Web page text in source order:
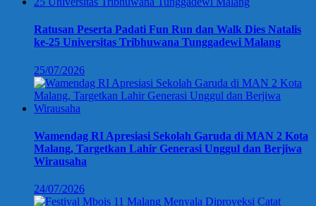
Ratusan Peserta Padati Fun Run dan Walk Dies Natalis
ke-25 Universitas Tribhuwana Tunggadewi Malang
25/07/2026
Wamendag RI Apresiasi Sekolah Garuda di MAN 2 Kota
Malang, Targetkan Lahir Generasi Unggul dan Berjiwa
Wirausaha
24/07/2026